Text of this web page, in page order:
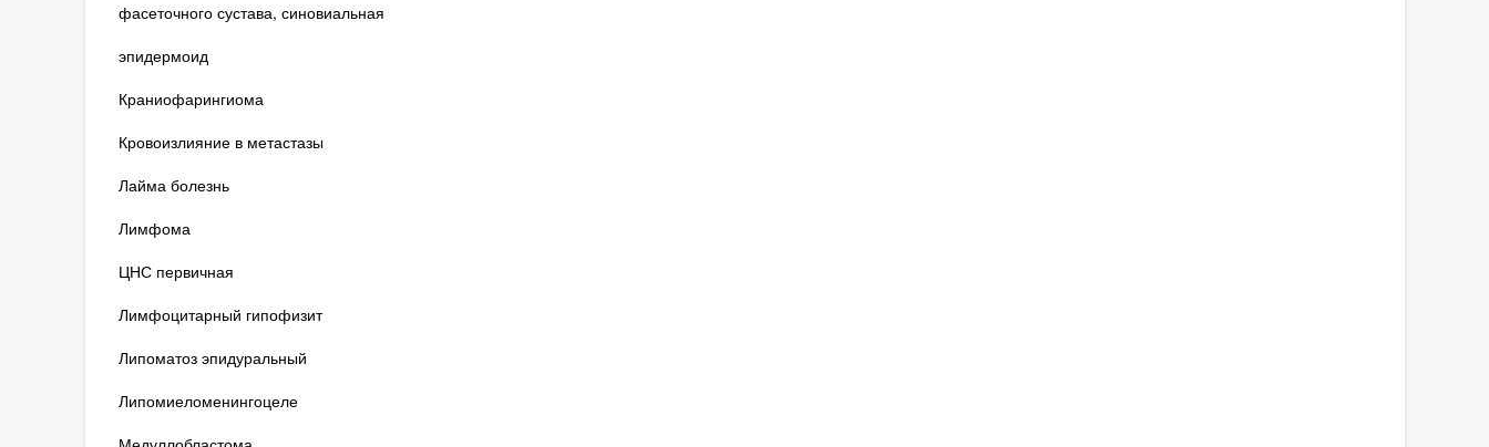
фасеточного сустава, синовиальная
эпидермоид
Краниофарингиома
Кровоизлияние в метастазы
Лайма болезнь
Лимфома
ЦНС первичная
Лимфоцитарный гипофизит
Липоматоз эпидуральный
Липомиеломенингоцеле